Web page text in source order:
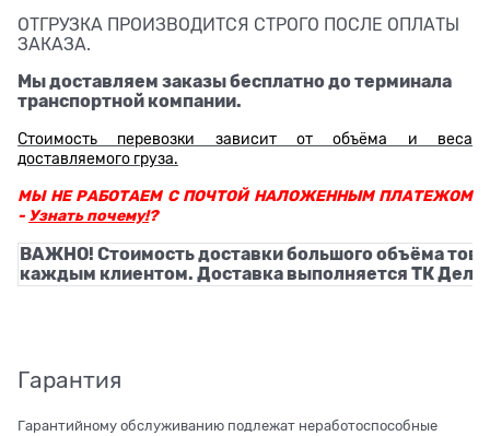
ОТГРУЗКА ПРОИЗВОДИТСЯ СТРОГО ПОСЛЕ ОПЛАТЫ
ЗАКАЗА.
Мы доставляем заказы бесплатно до терминала
транспортной компании.
Стоимость перевозки зависит от объёма и веса
доставляемого груза.
МЫ НЕ РАБОТАЕМ С ПОЧТОЙ НАЛОЖЕННЫМ ПЛАТЕЖОМ
- Узнать почему!?
ВАЖНО! Стоимость доставки большого объёма
каждым клиентом. Доставка выполняется ТК
Гарантия
Гарантийному обслуживанию подлежат неработоспособные